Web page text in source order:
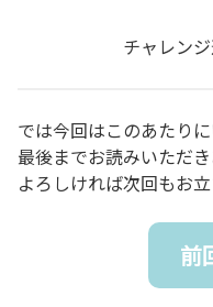
チャレン
では今回はこのあたりに
最後までお読みいただ
よろしければ次回もお立
前